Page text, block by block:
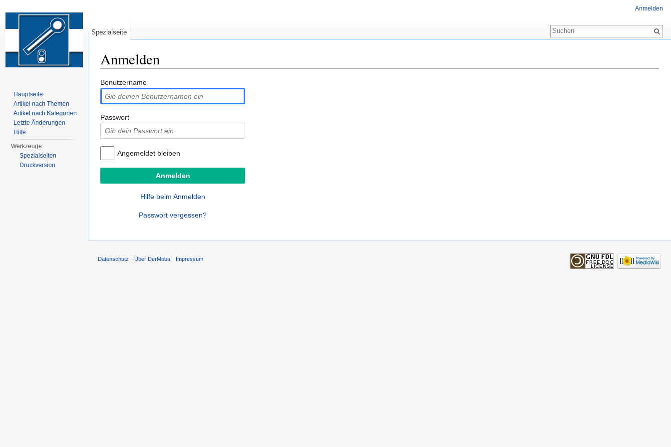
Anmelden
Benutzername
Passwort
Angemeldet bleiben
Hilfe beim Anmelden
Passwort vergessen?
Anmelden
Spezialseite
Hauptseite
Artikel nach Themen
Artikel nach Kategorien
Letzte Änderungen
Hilfe
Werkzeuge
Spezialseiten
Druckversion
Datenschutz Über DerMoba Impressum